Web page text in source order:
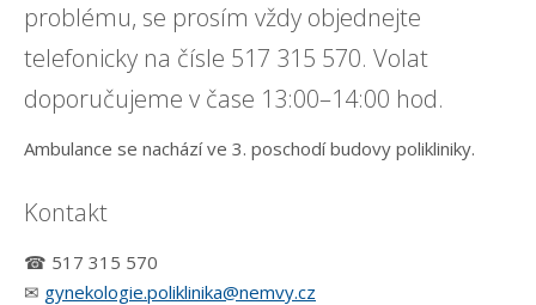
problému, se prosím vždy objednejte
telefonicky na čísle 517 315 570. Volat
doporučujeme v čase 13:00–14:00 hod.
Ambulance se nachází ve 3. poschodí budovy polikliniky.
Kontakt
☎ 517 315 570
✉ gynekologie.poliklinika@nemvy.cz